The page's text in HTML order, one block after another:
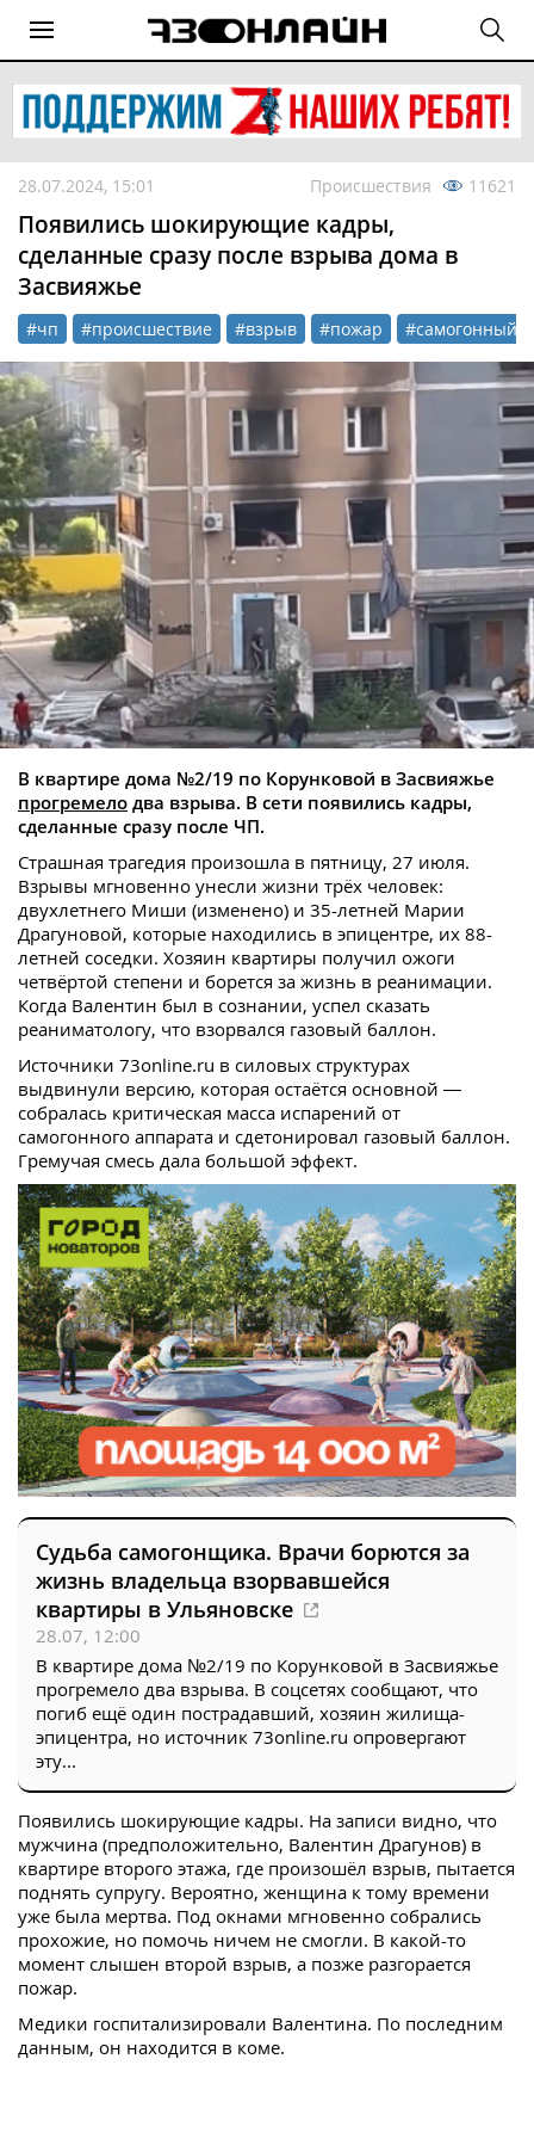
28.07.2024, 15:01 Происшествия 11621
Появились шокирующие кадры,
сделанные сразу после взрыва дома в
Засвияжье
#чп #происшествие #взрыв #пожар #самогонный
В квартире дома №2/19 по Корунковой в Засвияжье
прогремело два взрыва. В сети появились кадры,
сделанные сразу после ЧП.
Страшная трагедия произошла в пятницу, 27 июля.
Взрывы мгновенно унесли жизни трёх человек:
двухлетнего Миши (изменено) и 35-летней Марии
Драгуновой, которые находились в эпицентре, их 88-
летней соседки. Хозяин квартиры получил ожоги
четвёртой степени и борется за жизнь в реанимации.
Когда Валентин был в сознании, успел сказать
реаниматологу, что взорвался газовый баллон.
Источники 73online.ru в силовых структурах
выдвинули версию, которая остаётся основной —
собралась критическая масса испарений от
самогонного аппарата и сдетонировал газовый баллон.
Гремучая смесь дала большой эффект.
Судьба самогонщика. Врачи борются за
жизнь владельца взорвавшейся
квартиры в Ульяновске
28.07, 12:00
В квартире дома №2/19 по Корунковой в Засвияжье
прогремело два взрыва. В соцсетях сообщают, что
погиб ещё один пострадавший, хозяин жилища-
эпицентра, но источник 73online.ru опровергают
эту...
Появились шокирующие кадры. На записи видно, что
мужчина (предположительно, Валентин Драгунов) в
квартире второго этажа, где произошёл взрыв, пытается
поднять супругу. Вероятно, женщина к тому времени
уже была мертва. Под окнами мгновенно собрались
прохожие, но помочь ничем не смогли. В какой-то
момент слышен второй взрыв, а позже разгорается
пожар.
Медики госпитализировали Валентина. По последним
данным, он находится в коме.